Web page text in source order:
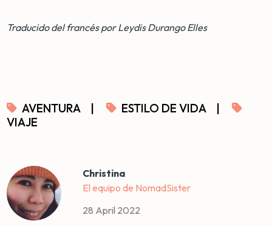
Traducido del francés por Leydis Durango Elles
AVENTURA | ESTILO DE VIDA
|
VIAJE
Christina
El equipo de NomadSister
28 April 2022